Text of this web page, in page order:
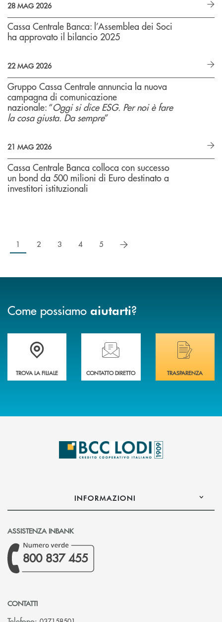
28 MAG 2026
Cassa Centrale Banca: l’Assemblea dei Soci
ha approvato il bilancio 2025
22 MAG 2026
Gruppo Cassa Centrale annuncia la nuova
campagna di comunicazione
nazionale: “Oggi si dice ESG. Per noi è fare
la cosa giusta. Da sempre”
21 MAG 2026
Cassa Centrale Banca colloca con successo
un bond da 500 milioni di Euro destinato a
investitori istituzionali
1 2 3 4 5 successivo
Come possiamo aiutarti?
Trova la filiale più vicina a Te
TROVA LA FILIALE
Hai bisogno di assistenza immediata?
CONTATTO DIRETTO
Hai bisogno di
TRASPARENZA
INFORMAZIONI
ASSISTENZA INBANK
800 837 455
CONTATTI